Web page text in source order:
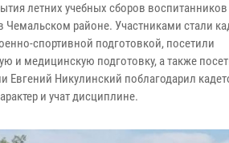
летних учебных сборов воспитанников
Чемальском районе. Участниками стали
спортивной подготовкой, посетили
и медицинскую подготовку, а также
Евгений Никулинский поблагодарил
и учат дисциплине.